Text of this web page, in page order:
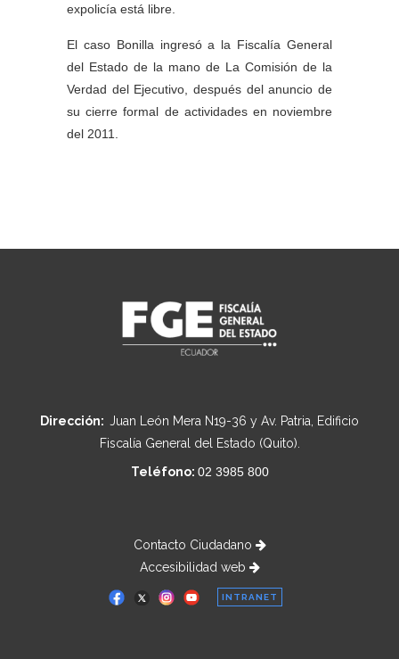
expolicía está libre.
El caso Bonilla ingresó a la Fiscalía General
del Estado de la mano de La Comisión de la
Verdad del Ejecutivo, después del anuncio de
su cierre formal de actividades en noviembre
del 2011.
Dirección: Juan León Mera N19-36 y Av. Patria, Edificio
Fiscalía General del Estado (Quito).
Teléfono: 02 3985 800
Contacto Ciudadano
Accesibilidad web
INTRANET